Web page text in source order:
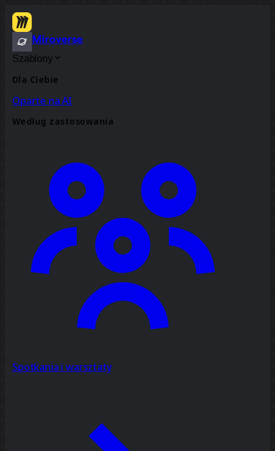
Miroverse
Szablony
Dla Ciebie
Oparte na AI
Według zastosowania
Spotkania i warsztaty